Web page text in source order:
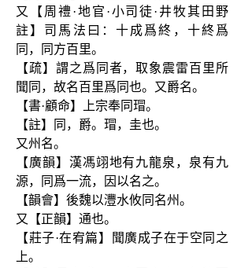
又【周禮·地官·小司徒·井牧其田野
註】司馬法曰：十成爲終，十終爲
同，同方百里。
【疏】謂之爲同者，取象震雷百里所
聞同，故名百里爲同也。又爵名。
【書·顧命】上宗奉同瑁。
【註】同，爵。瑁，圭也。
又州名。
【廣韻】漢馮翊地有九龍泉，泉有九
源，同爲一流，因以名之。
【韻會】後魏以灃水攸同名州。
又【正韻】通也。
【莊子·在宥篇】聞廣成子在于空同之
上。